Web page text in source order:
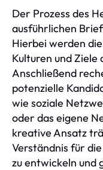
Der Prozess des
ausführlichen
Hierbei werden
Kulturen und Ziele
Anschließend
potenzielle
wie soziale
oder das eigene
kreative Ansatz
Verständnis für
zu entwickeln und